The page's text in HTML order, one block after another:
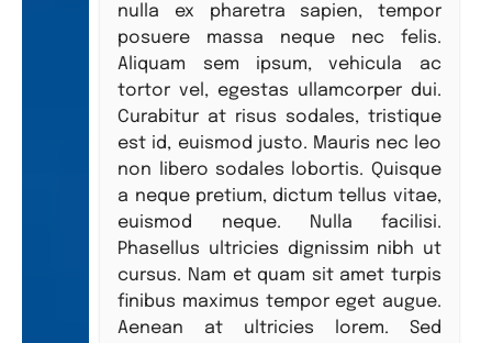
nulla ex pharetra sapien, tempor
posuere massa neque nec felis.
Aliquam sem ipsum, vehicula ac
tortor vel, egestas ullamcorper dui.
Curabitur at risus sodales, tristique
est id, euismod justo. Mauris nec leo
non libero sodales lobortis. Quisque
a neque pretium, dictum tellus vitae,
euismod neque. Nulla facilisi.
Phasellus ultricies dignissim nibh ut
cursus. Nam et quam sit amet turpis
finibus maximus tempor eget augue.
Aenean at ultricies lorem. Sed